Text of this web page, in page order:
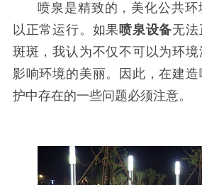
喷泉是精致的，美化公共
以正常运行。如果喷泉设备无
斑斑，我认为不仅不可以为环
影响环境的美丽。因此，在建
护中存在的一些问题必须注意。